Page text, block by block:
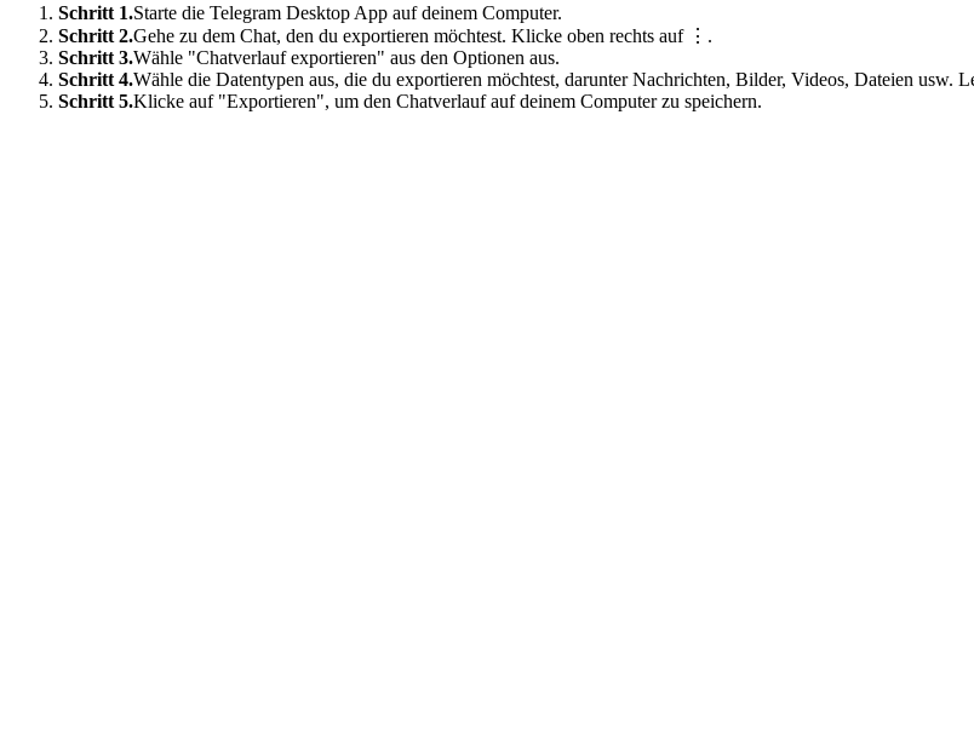
Schritt 1.Starte die Telegram Desktop App auf deinem Computer.
Schritt 2.Gehe zu dem Chat, den du exportieren möchtest. Klicke oben rechts auf ⋮.
Schritt 3.Wähle "Chatverlauf exportieren" aus den Optionen aus.
Schritt 4.Wähle die Datentypen aus, die du exportieren möchtest, darunter Nachrichten, Bilder, Videos, Dateien
Schritt 5.Klicke auf "Exportieren", um den Chatverlauf auf deinem Computer zu speichern.